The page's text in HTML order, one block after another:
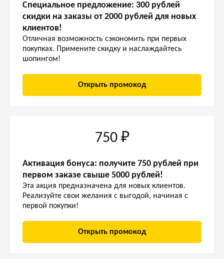
Специальное предложение: 300 рублей
скидки на заказы от 2000 рублей для новых
клиентов!
Отличная возможность сэкономить при первых
покупках. Примените скидку и наслаждайтесь
шопингом!
Открыть промокод
750 ₽
Активация бонуса: получите 750 рублей при
первом заказе свыше 5000 рублей!
Эта акция предназначена для новых клиентов.
Реализуйте свои желания с выгодой, начиная с
первой покупки!
Открыть промокод